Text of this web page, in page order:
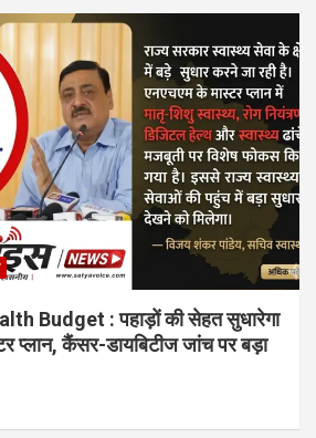
Budget : पहाड़ों की सेहत सुधारेगा
प्लान, कैंसर-डायबिटीज जांच पर बड़ा